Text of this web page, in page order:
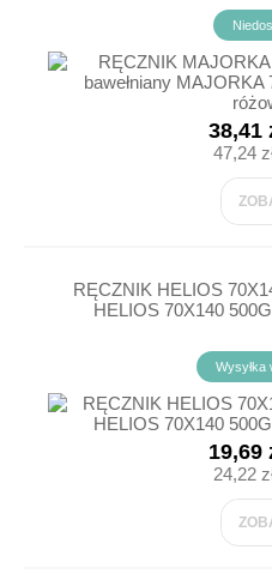
38,41
47,24
RĘCZNIK HELIOS
HELIOS 70X140
Wysyłka
19,69
24,22